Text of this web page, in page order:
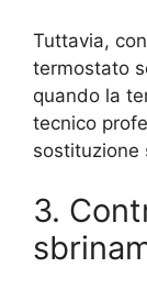
Tuttavia,
termostato
quando la
tecnico
sostituzione
3.